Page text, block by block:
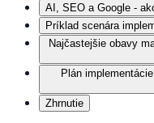
AI, SEO a Google -
Príklad scenára
Najčastejšie obavy
Plán
Zhrnutie